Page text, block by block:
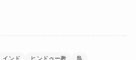
インド ヒンドゥー教 鳥